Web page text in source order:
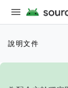
說明文件